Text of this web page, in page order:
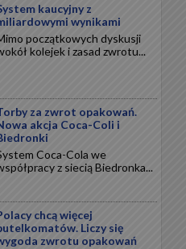
kaucyjny z
wynikami
początkowych dyskusji
kolejek i zasad zwrotu...
za zwrot opakowań.
akcja Coca-Coli i
Coca-Cola we
z siecią Biedronka...
chcą więcej
Liczy się
zwrotu opakowań